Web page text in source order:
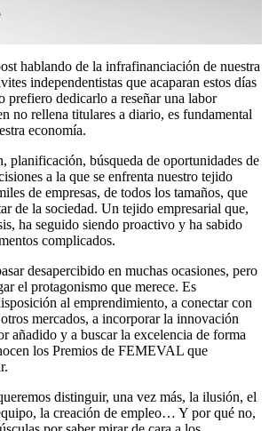
hablando de la infrafinanciación de nuestra
independentistas que acaparan estos días
prefiero dedicarlo a reseñar una labor
no rellena titulares a diario, es fundamental
economía.
planificación, búsqueda de oportunidades de
a la que se enfrenta nuestro tejido
de empresas, de todos los tamaños, que
de la sociedad. Un tejido empresarial que,
ha seguido siendo proactivo y ha sabido
complicados.
desapercibido en muchas ocasiones, pero
el protagonismo que merece. Es
al emprendimiento, a conectar con
mercados, a incorporar la innovación
añadido y a buscar la excelencia de forma
los Premios de FEMEVAL que
distinguir, una vez más, la ilusión, el
la creación de empleo… Y por qué no,